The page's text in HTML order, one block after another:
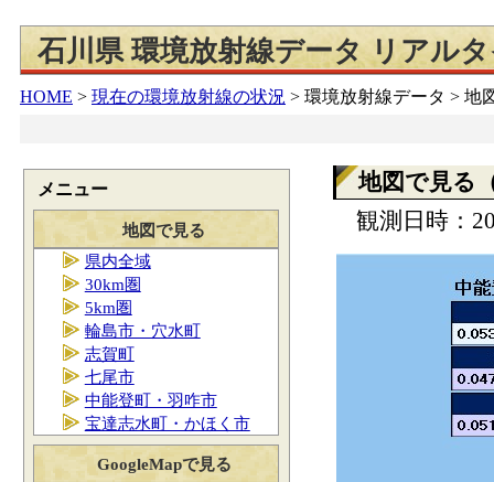
石川県 環境放射線データ リアル
HOME > 現在の環境放射線の状況 > 環境放射線データ > 地
メニュー
地図で見る
県内全域
30km圏
5km圏
輪島市・穴水町
志賀町
七尾市
中能登町・羽咋市
宝達志水町・かほく市
GoogleMapで見る
地図で見る
観測日時：